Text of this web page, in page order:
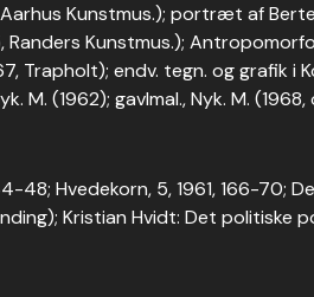
Kunstmus.); portræt af
Randers Kunstmus.);
Trapholt); endv. tegn. og grafik i
M. (1962); gavlmal., Nyk. M.
48; Hvedekorn, 5, 1961, 166-70;
Kristian Hvidt: Det politiske